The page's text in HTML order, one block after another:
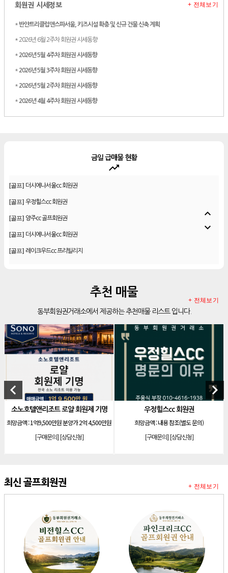
회원권 시세정보
* 반얀트리클럽앤스파서울, 키즈시설 확충 및 신규 건물 신축 계획
* 2026년 6월 2주차 회원권 시세동향
* 2026년 5월 4주차 회원권 시세동향
* 2026년 5월 3주차 회원권 시세동향
* 2026년 5월 2주차 회원권 시세동향
* 2026년 4월 4주차 회원권 시세동향
+ 전체보기
금일 급매물 현황
trending_up
[골프] 우정힐스cc 회원권
[골프] 양주cc 골프회원권
[골프] 더시에나서울cc 회원권
[골프] 레이크우드cc 프리빌리지
[골프] 신원CC 골프회원권
아름다운cc 회원권
[리조트]안토리조트 130평 개인 무기명
[리조트]한화 안토 77평 등기 기명
한화 안토 67평 하프 등기 기명
[리조트] 한화리조트 스위트 회원제 무기명
[리조트]소노 이그젝큐티브 회원제 무기명
[리조트]소노호텔앤리조트 로얄 회원제 기명
[리조트] 소노호텔앤리조트 골드 등기 기명
[리조트]소노호텔앤리조트 스위트 등기 무기명
소노호텔앤리조트 스위트 등기 기명
소노호텔앤리조트 이그제큐티브 무기명 회원제
아시아나cc 회원권
[골프]발리오스cc 회원권 종류
expand_less
expand_more
추천 매물
동부회원권거래소에서 제공하는 추천매물 리스트 입니다.
+ 전체보기
keyboard_arrow_left
소노호텔앤리조트 로얄 회원제 기명
희망금액 :1억9,500만원 분양가 2억 4,500만원
[구매문의][상담신청]
우정힐스cc 회원권
희망금액 :내용 참조(별도 문의)
[구매문의][상담신청]
keyboard_arrow_right
최신 골프회원권 + 전체보기